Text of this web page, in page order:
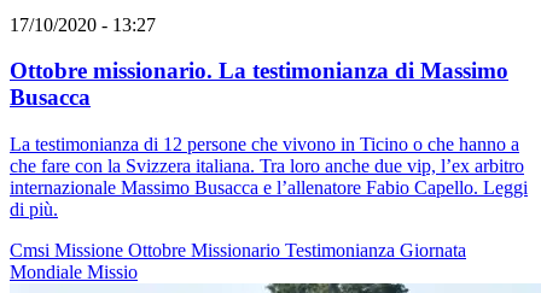
17/10/2020 - 13:27
Ottobre missionario. La testimonianza di Massimo
Busacca
La testimonianza di 12 persone che vivono in Ticino o che hanno a
che fare con la Svizzera italiana. Tra loro anche due vip, l’ex arbitro
internazionale Massimo Busacca e l’allenatore Fabio Capello. Leggi
di più.
Cmsi Missione Ottobre Missionario Testimonianza Giornata
Mondiale Missio